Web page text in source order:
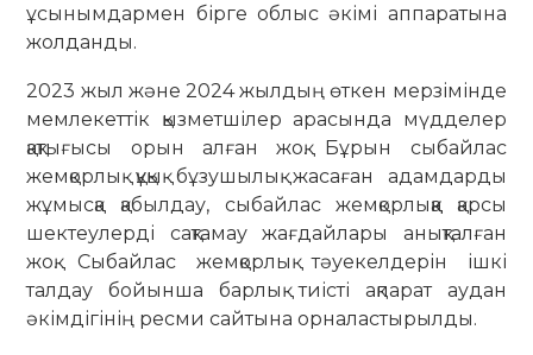
ұсынымдармен бірге облыс әкімі аппаратына
жолданды.
2023 жыл және 2024 жылдың өткен мерзімінде
мемлекеттік қызметшілер арасында мүдделер
қақтығысы орын алған жоқ. Бұрын сыбайлас
жемқорлық құқық бұзушылық жасаған адамдарды
жұмысқа қабылдау, сыбайлас жемқорлыққа қарсы
шектеулерді сақтамау жағдайлары анықталған
жоқ. Сыбайлас жемқорлық тәуекелдерін ішкі
талдау бойынша барлық тиісті ақпарат аудан
әкімдігінің ресми сайтына орналастырылды.